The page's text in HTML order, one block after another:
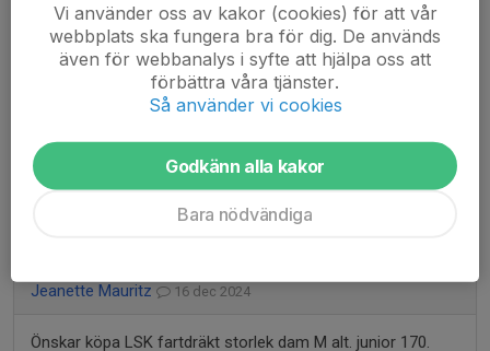
Finns att hämta på ön. Smsa 0737586224 eller mejla. Kan
skicka bilder.
Johan Bergstrand
Säljer 2 LSK FIS fartdräkter.
Dam M & L. Pris 700kr st
Skicka ett SMS 0702985600
Jeanette Mauritz 16 dec 2024
Önskar köpa LSK fartdräkt storlek dam M alt. junior 170.
Vi använder oss av kakor (cookies) för att vår
webbplats ska fungera bra för dig. De används
även för webbanalys i syfte att hjälpa oss att
förbättra våra tjänster.
Så använder vi cookies
Godkänn alla kakor
Bara nödvändiga